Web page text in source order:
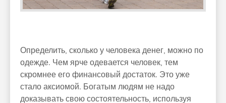
Определить, сколько у человека денег, можно по
одежде. Чем ярче одевается человек, тем
скромнее его финансовый достаток. Это уже
стало аксиомой. Богатым людям не надо
доказывать свою состоятельность, используя